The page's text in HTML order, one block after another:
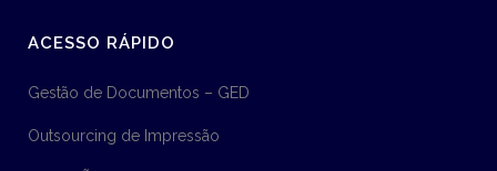
ACESSO RÁPIDO
Gestão de Documentos – GED
Outsourcing de Impressão